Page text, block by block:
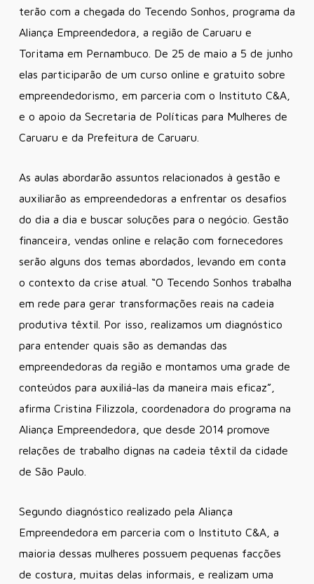
terão com a chegada do Tecendo Sonhos, programa da
Aliança Empreendedora, a região de Caruaru e
Toritama em Pernambuco. De 25 de maio a 5 de junho
elas participarão de um curso online e gratuito sobre
empreendedorismo, em parceria com o Instituto C&A,
e o apoio da Secretaria de Políticas para Mulheres de
Caruaru e da Prefeitura de Caruaru.
As aulas abordarão assuntos relacionados à gestão e
auxiliarão as empreendedoras a enfrentar os desafios
do dia a dia e buscar soluções para o negócio. Gestão
financeira, vendas online e relação com fornecedores
serão alguns dos temas abordados, levando em conta
o contexto da crise atual. “O Tecendo Sonhos trabalha
em rede para gerar transformações reais na cadeia
produtiva têxtil. Por isso, realizamos um diagnóstico
para entender quais são as demandas das
empreendedoras da região e montamos uma grade de
conteúdos para auxiliá-las da maneira mais eficaz”,
afirma Cristina Filizzola, coordenadora do programa na
Aliança Empreendedora, que desde 2014 promove
relações de trabalho dignas na cadeia têxtil da cidade
de São Paulo.
Segundo diagnóstico realizado pela Aliança
Empreendedora em parceria com o Instituto C&A, a
maioria dessas mulheres possuem pequenas facções
de costura, muitas delas informais, e realizam uma